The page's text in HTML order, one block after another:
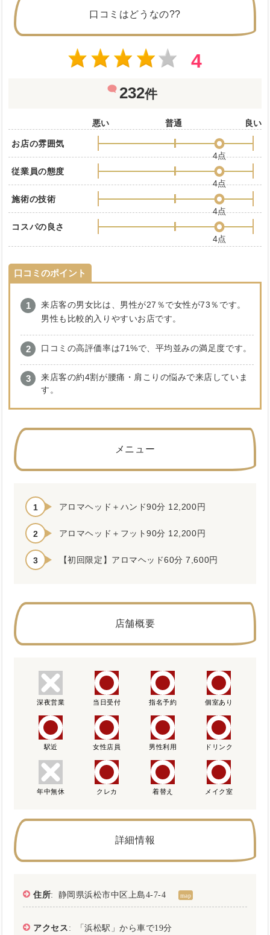
口コミはどうなの??
4
232件
悪い 普通 良い
お店の雰囲気
4点
従業員の態度
4点
施術の技術
4点
コスパの良さ
4点
口コミのポイント
来店客の男女比は、男性が27％で女性が73％です。
男性も比較的入りやすいお店です。
口コミの高評価率は71%で、平均並みの満足度です。
来店客の約4割が腰痛・肩こりの悩みで来店していま
す。
メニュー
アロマヘッド＋ハンド90分 12,200円
アロマヘッド＋フット90分 12,200円
【初回限定】アロマヘッド60分 7,600円
店舗概要
深夜営業 当日受付 指名予約 個室あり
駅近 女性店員 男性利用 ドリンク
年中無休 クレカ 着替え メイク室
詳細情報
住所: 静岡県浜松市中区上島4-7-4 map
アクセス : 「浜松駅」から車で19分